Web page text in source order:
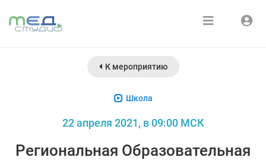
Курсы
Медиатека
Зарегистрироваться
К мероприятию
Школа
22 апреля 2021, в 09:00 МСК
Региональная Образовательная